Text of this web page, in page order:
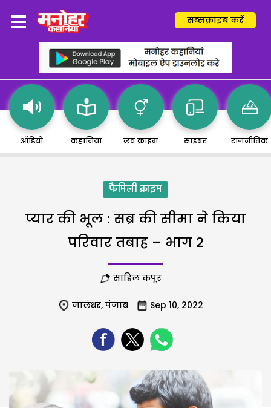
सब्सक्राइब करें
ऑडियो कहानियां लव क्राइम साइबर राजनीतिक
फैमिली क्राइम
प्यार की भूल : सब्र की सीमा ने किया
परिवार तबाह – भाग 2
साहिल कपूर
जालंधर, पंजाब Sep 10, 2022